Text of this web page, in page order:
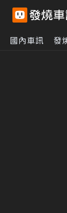
國內車訊 發